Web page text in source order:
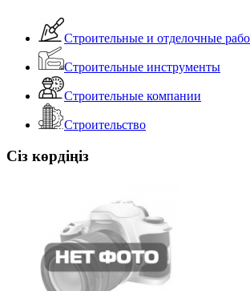
Строительные и отделочные
Строительные инструменты
Строительные компании
Строительство
Сіз көрдіңіз